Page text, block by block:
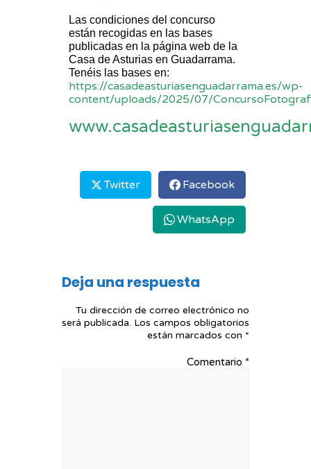
Las condiciones del concurso
están recogidas en las bases
publicadas en la página web de la
Casa de Asturias en Guadarrama.
Tenéis las bases en:
https://casadeasturiasenguadarrama.es/wp-
content/uploads/2025/07/
Twitter Facebook
WhatsApp
Deja una respuesta
Tu dirección de correo electrónico no
será publicada. Los campos obligatorios
están marcados con *
Comentario *